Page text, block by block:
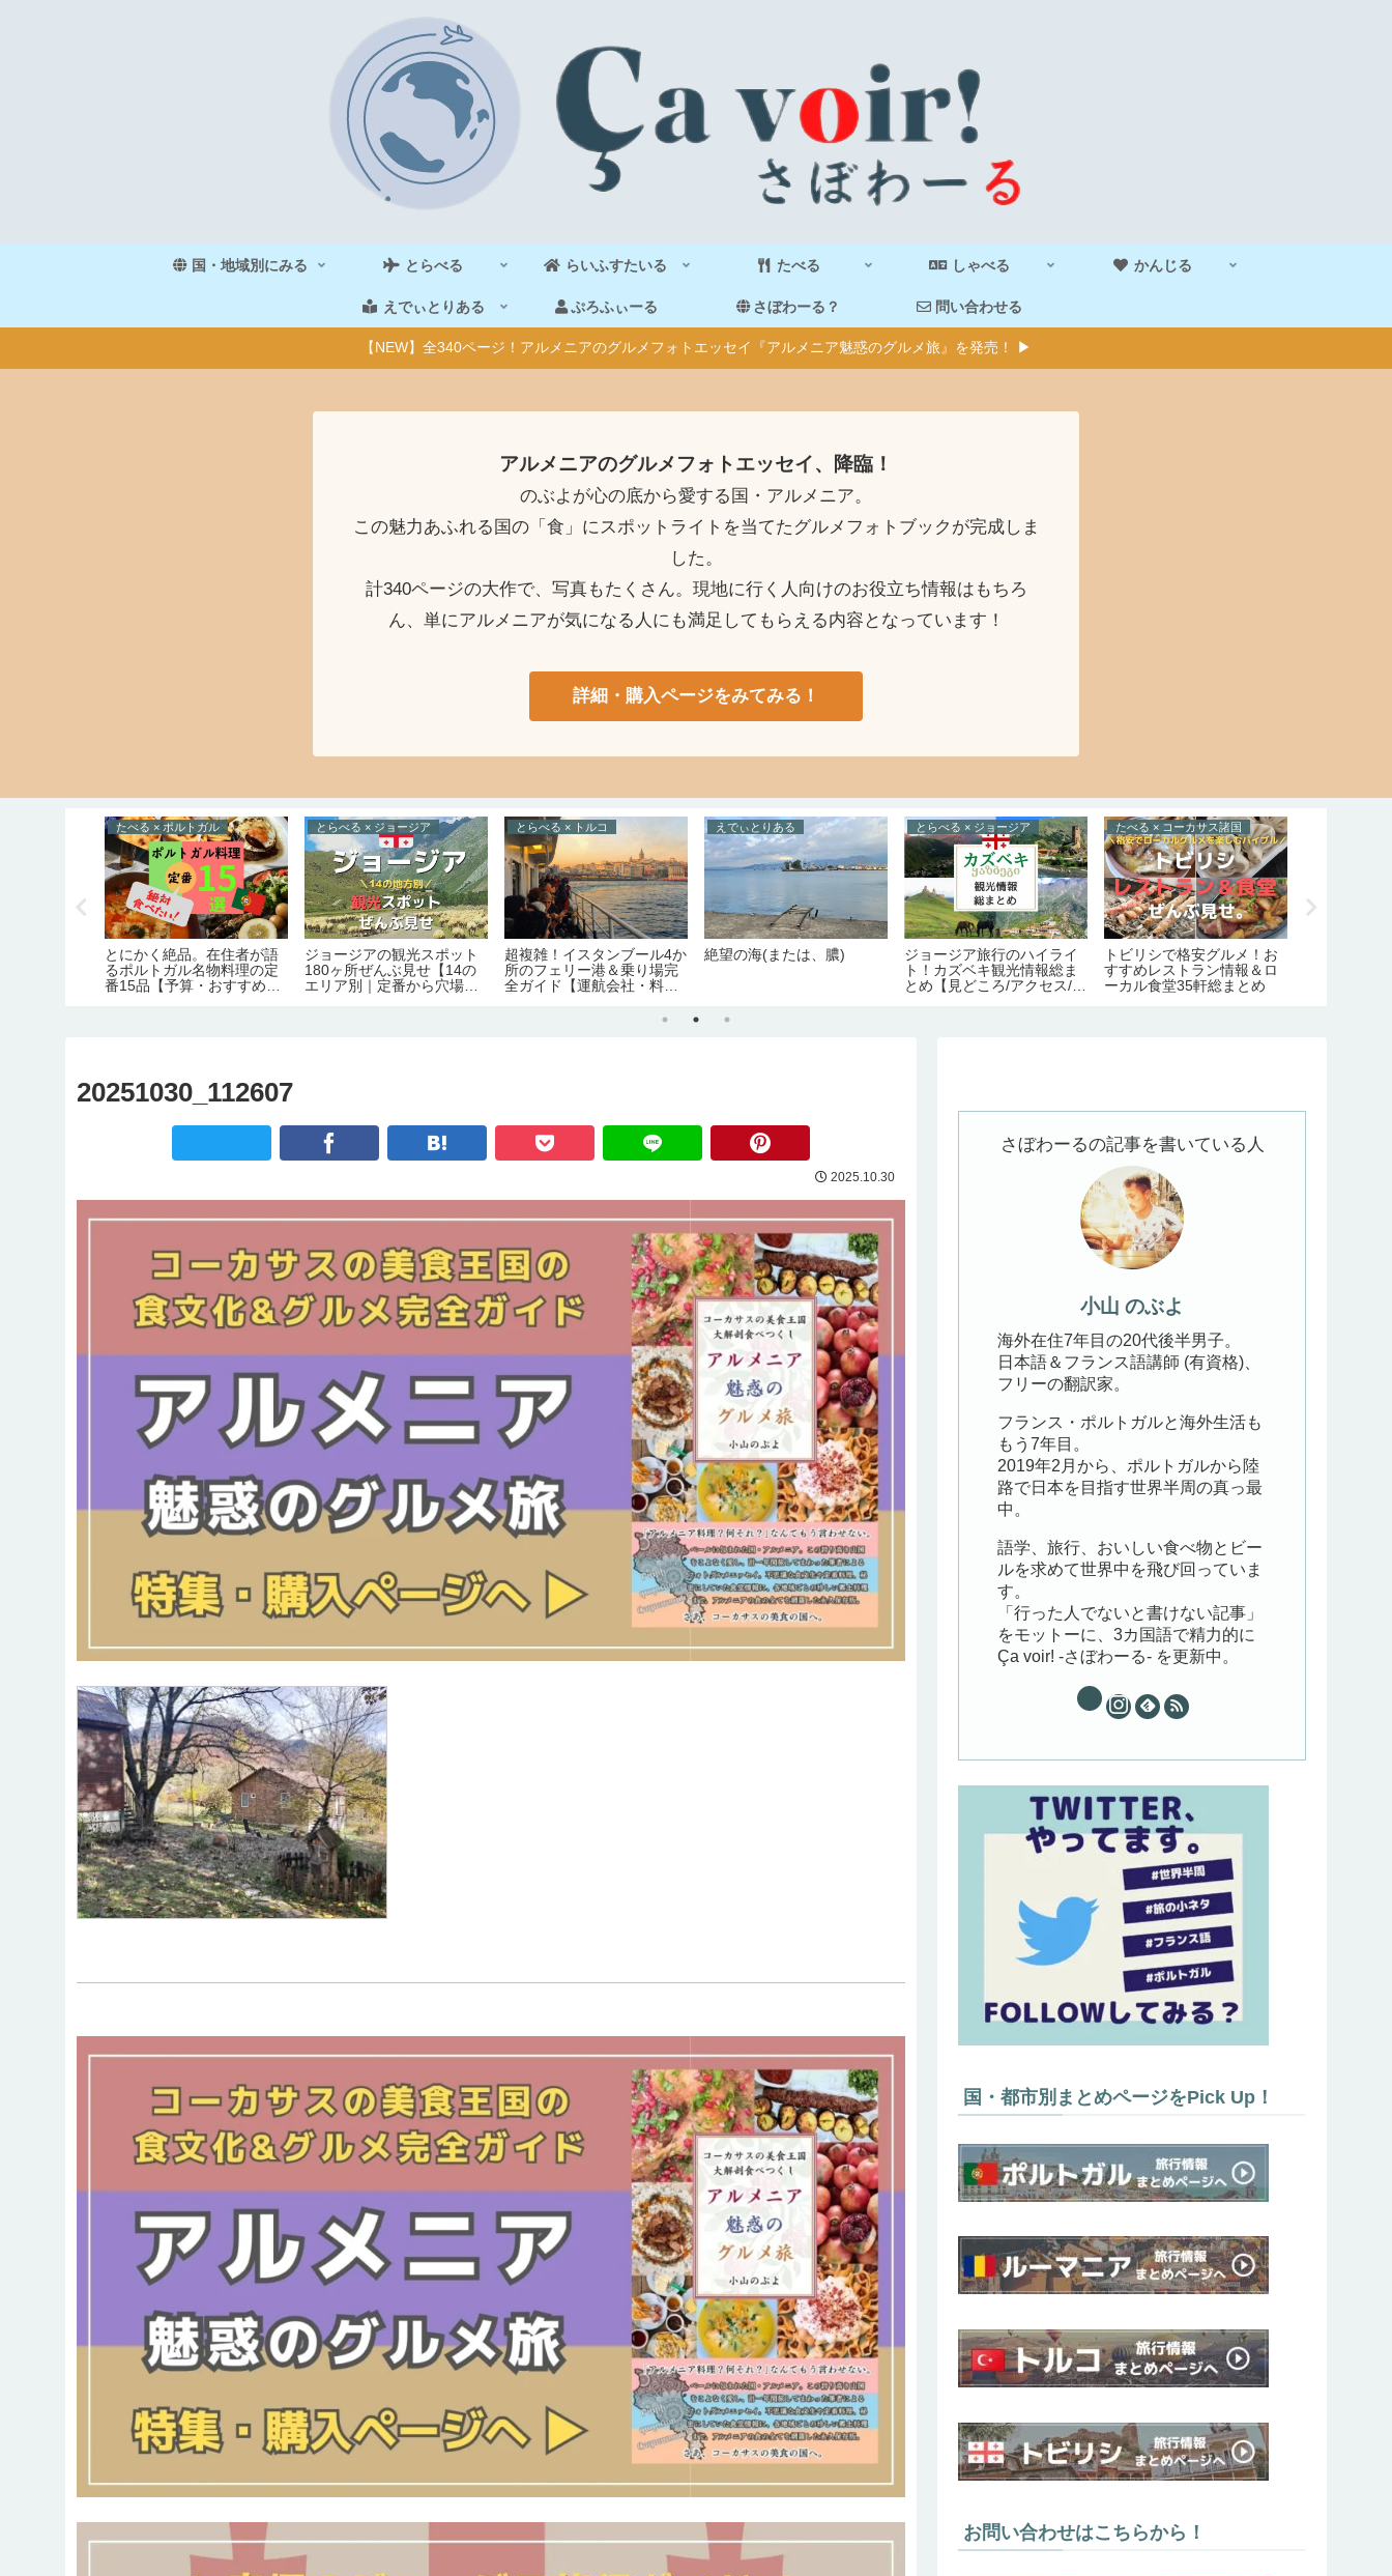
国・地域別にみる とらべる らいふすたいる たべる しゃべる かんじる
えでぃとりある ぷろふぃーる さぼわーる？ 問い合わせる
【NEW】全340ページ！アルメニアのグルメフォトエッセイ『アルメニア魅惑のグルメ旅』を発売！ ▶
アルメニアのグルメフォトエッセイ、降臨！
のぶよが心の底から愛する国・アルメニア。
この魅力あふれる国の「食」にスポットライトを当てたグルメフォトブックが完成しま
した。
計340ページの大作で、写真もたくさん。現地に行く人向けのお役立ち情報はもちろ
ん、単にアルメニアが気になる人にも満足してもらえる内容となっています！
詳細・購入ページをみてみる！
たべる × ポルトガル
とにかく絶品。在住者が語
るポルトガル名物料理の定
番15品【予算・おすすめレ
とらべる × ジョージア
ジョージアの観光スポット
180ヶ所ぜんぶ見せ【14の
エリア別｜定番から穴場ま
とらべる × トルコ
超複雑！イスタンブール4か
所のフェリー港＆乗り場完
全ガイド【運航会社・料
えでぃとりある
絶望の海(または、膿)
とらべる × ジョージア
ジョージア旅行のハイライ
ト！カズベキ観光情報総ま
とめ【見どころ/アクセス/必
たべる × コーカサス諸国
トビリシで格安グルメ！お
すすめレストラン情報＆ロ
ーカル食堂35軒総まとめ
20251030_112607
2025.10.30
さぼわーるの記事を書いている人
小山 のぶよ
海外在住7年目の20代後半男子。
日本語＆フランス語講師 (有資格)、
フリーの翻訳家。
フランス・ポルトガルと海外生活も
もう7年目。
2019年2月から、ポルトガルから陸
路で日本を目指す世界半周の真っ最
中。
語学、旅行、おいしい食べ物とビー
ルを求めて世界中を飛び回っていま
す。
「行った人でないと書けない記事」
をモットーに、3カ国語で精力的に
Ça voir! -さぼわーる- を更新中。
国・都市別まとめページをPick Up！
お問い合わせはこちらから！